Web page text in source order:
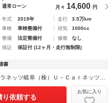
通常ローン 月々 14,600 円
年式 2019年 走行
3.5万km
車検
車検整備付 排気
1000cc
整備
法定整備付 修復
なし
保証
保証付 (12ヶ月・走行無制限)
書
トヨタカローラネッツ岐阜（株）Ｕ－Ｃａｒネッツ岐南店
り依頼する
お気に入り